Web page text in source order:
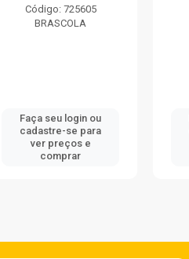
Código: 725605
BRASCOLA
Faça seu login ou
cadastre-se para
ver preços e
comprar